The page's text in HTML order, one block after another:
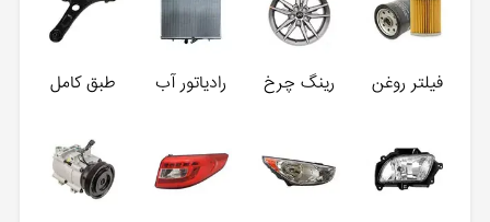
فیلتر روغن رینگ چرخ رادیاتور آب طبق کامل